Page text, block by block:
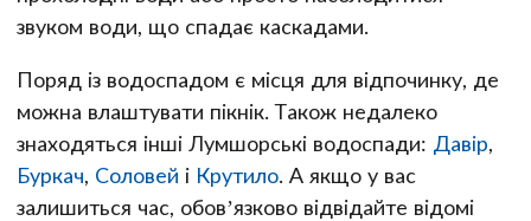
звуком води, що спадає каскадами.
Поряд із водоспадом є місця для відпочинку, де
можна влаштувати пікнік. Також недалеко
знаходяться інші Лумшорські водоспади: Давір,
Буркач, Соловей і Крутило. А якщо у вас
залишиться час, обов’язково відвідайте відомі